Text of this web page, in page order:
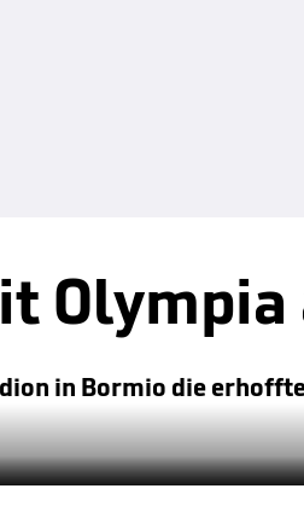
Olympia
in Bormio die